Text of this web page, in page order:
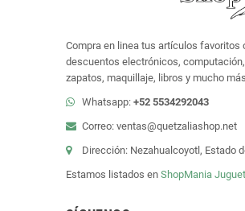
Compra en linea tus artículos favoritos
descuentos electrónicos,
zapatos, maquillaje, libros y mucho
Whatsapp: +52 5534292043
Correo: ventas@quetzaliashop.net
Dirección: Nezahualcoyotl, Estado
Estamos listados en ShopMania